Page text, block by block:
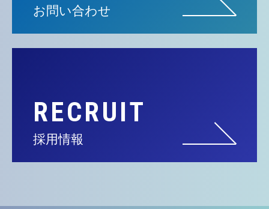
お問い合わせ
RECRUIT
採用情報